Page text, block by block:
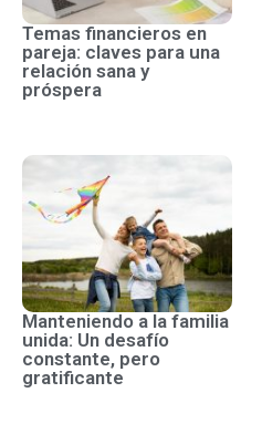
Temas financieros en
pareja: claves para una
relación sana y
próspera
Manteniendo a la familia
unida: Un desafío
constante, pero
gratificante